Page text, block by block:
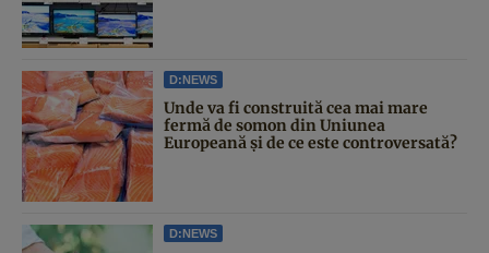
D:NEWS
Unde va fi construită cea mai mare
fermă de somon din Uniunea
Europeană și de ce este controversată?
D:NEWS